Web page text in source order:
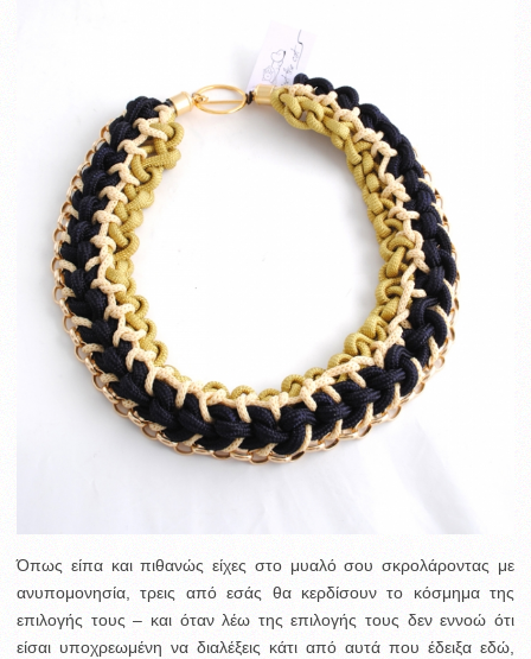
Όπως είπα και πιθανώς είχες στο μυαλό σου σκρολάροντας με
ανυπομονησία, τρεις από εσάς θα κερδίσουν το κόσμημα της
επιλογής τους – και όταν λέω της επιλογής τους δεν εννοώ ότι
είσαι υποχρεωμένη να διαλέξεις κάτι από αυτά που έδειξα εδώ,